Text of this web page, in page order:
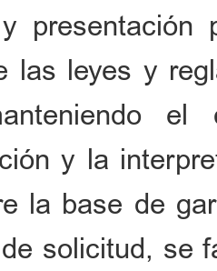
presentación
las leyes y
y la
la base de
solicitud, se